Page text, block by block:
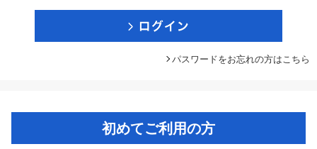
パスワードをお忘れの方はこちら
初めてご利用の方